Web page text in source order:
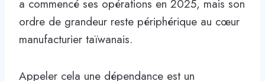
a commencé ses opérations en 2025, mais son
ordre de grandeur reste périphérique au cœur
manufacturier taïwanais.
Appeler cela une dépendance est un